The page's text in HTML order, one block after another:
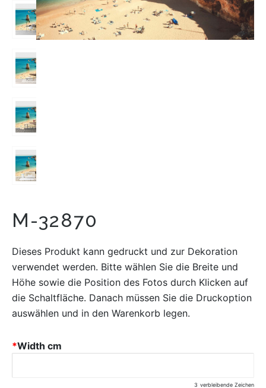
M-32870
Dieses Produkt kann gedruckt und zur Dekoration
verwendet werden. Bitte wählen Sie die Breite und
Höhe sowie die Position des Fotos durch Klicken auf
die Schaltfläche. Danach müssen Sie die Druckoption
auswählen und in den Warenkorb legen.
*Width cm
3 verbleibende Zeichen